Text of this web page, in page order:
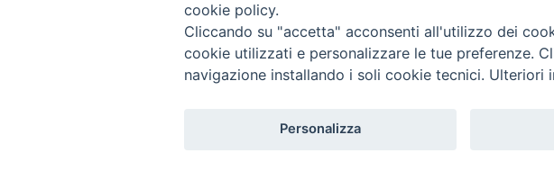
Copyright © 2019 - Tutti i diritti riservati - Vita Trentina Editrice
cookie policy.
Cliccando su "accetta" acconsenti all'utilizzo dei
cookie utilizzati e personalizzare le tue preferenze.
navigazione installando i soli cookie tecnici. Ulteriori
Personalizza